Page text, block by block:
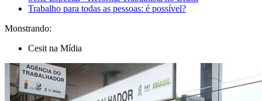
Trabalho para todas as pessoas: é possível?
Monstrando:
Cesit na Mídia